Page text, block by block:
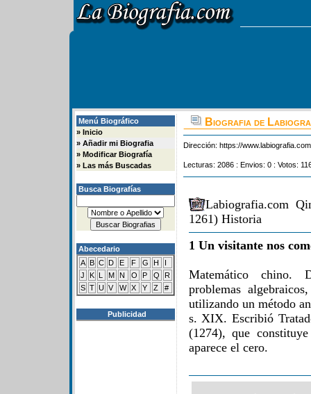
Menú Biográfico
» Inicio
» Añadir mi Biografia
» Modificar Biografía
» Las más Buscadas
Busca Biografías
Abecedario
A B C D E F G H
I
J
K L M N O P Q
R
S T U V W X Y Z #
Publicidad
Biografia de
Dirección: https://
Lecturas: 2086 : Envios: 0 : Votos:
Labiografia.com
1261) Historia
1 Un visitante nos
Matemático chino.
problemas
utilizando un método
s. XIX. Escribió
(1274), que
aparece el cero.